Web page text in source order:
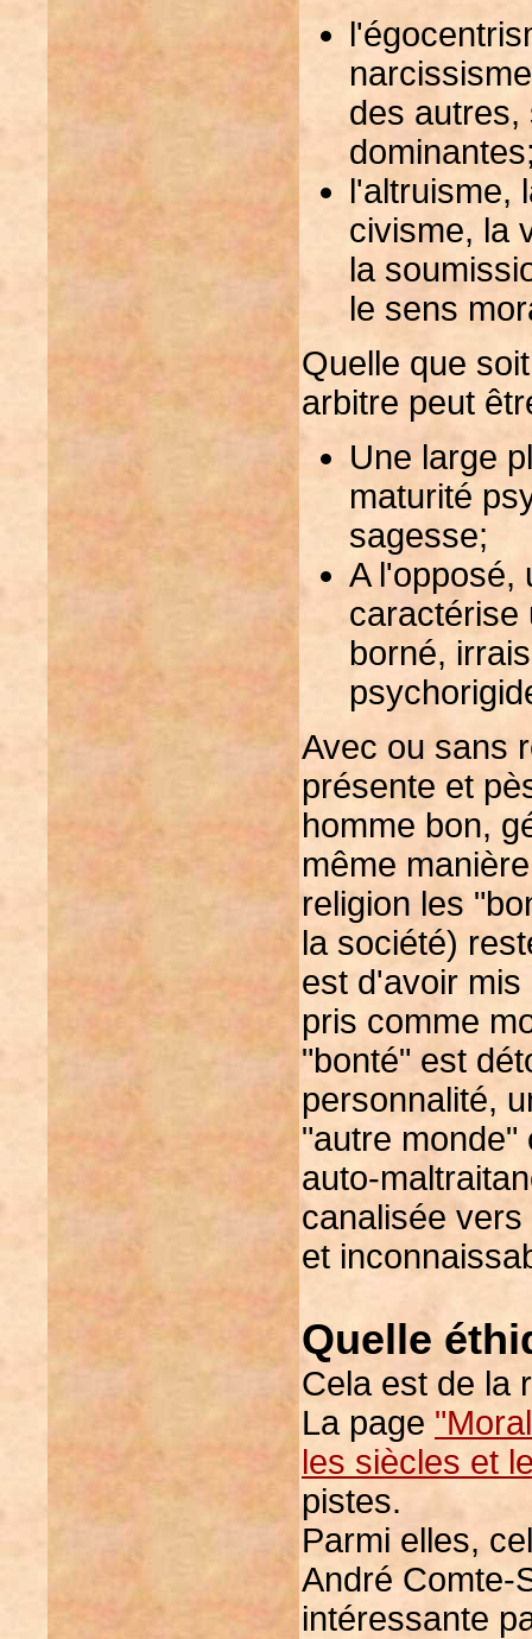
des autres,
l'altruisme,
civisme, la
la
le sens
Quelle que
arbitre peut
Une large
maturité
sagesse;
A l'opposé,
caractérise
borné,
Avec ou sans
présente et
homme bon,
même
religion les
la société)
est d'avoir
pris comme
"bonté" est
personnalité,
"autre monde"
auto-
canalisée
et
Quelle
Cela est de la
La page
les siècles et
pistes.
Parmi elles,
André Comte-
intéressante